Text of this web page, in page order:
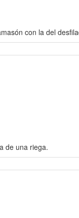
con la del
de una riega.